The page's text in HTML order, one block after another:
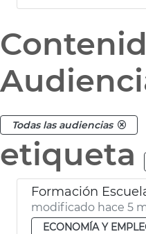
Todas las audiencias
etiqueta
modificado hace 5
ECONOMÍA Y